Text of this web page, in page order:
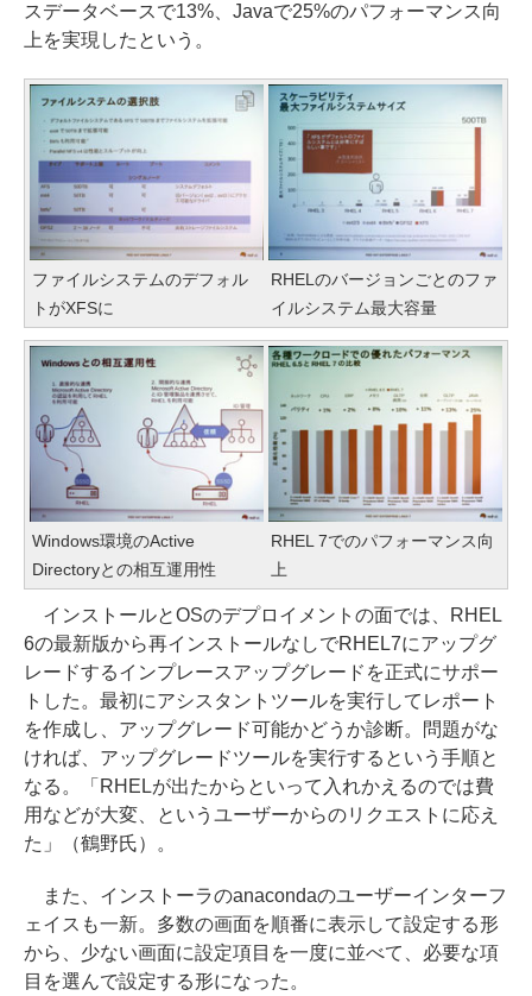
スデータベースで13%、Javaで25%のパフォーマンス向
上を実現したという。
ファイルシステムのデフォル
トがXFSに
RHELのバージョンごとのファ
イルシステム最大容量
Windows環境のActive
Directoryとの相互運用性
RHEL 7でのパフォーマンス向
上
インストールとOSのデプロイメントの面では、RHEL
6の最新版から再インストールなしでRHEL7にアップグ
レードするインプレースアップグレードを正式にサポー
トした。最初にアシスタントツールを実行してレポート
を作成し、アップグレード可能かどうか診断。問題がな
ければ、アップグレードツールを実行するという手順と
なる。「RHELが出たからといって入れかえるのでは費
用などが大変、というユーザーからのリクエストに応え
た」（鶴野氏）。
また、インストーラのanacondaのユーザーインターフ
ェイスも一新。多数の画面を順番に表示して設定する形
から、少ない画面に設定項目を一度に並べて、必要な項
目を選んで設定する形になった。